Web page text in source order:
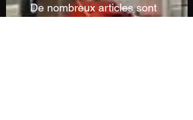
De nombreux articles sont